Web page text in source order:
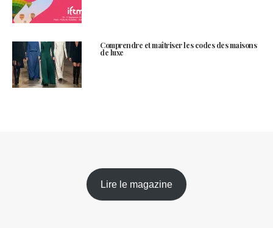
Comprendre et maîtriser les codes des maisons
de luxe
Lire le magazine